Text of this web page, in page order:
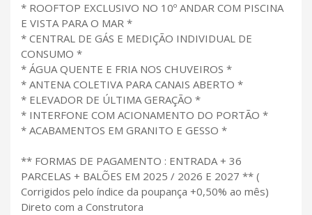
* ROOFTOP EXCLUSIVO NO 10º ANDAR COM PISCINA
E VISTA PARA O MAR *
* CENTRAL DE GÁS E MEDIÇÃO INDIVIDUAL DE
CONSUMO *
* ÁGUA QUENTE E FRIA NOS CHUVEIROS *
* ANTENA COLETIVA PARA CANAIS ABERTO *
* ELEVADOR DE ÚLTIMA GERAÇÃO *
* INTERFONE COM ACIONAMENTO DO PORTÃO *
* ACABAMENTOS EM GRANITO E GESSO *
** FORMAS DE PAGAMENTO : ENTRADA + 36
PARCELAS + BALÕES EM 2025 / 2026 E 2027 ** (
Corrigidos pelo índice da poupança +0,50% ao mês)
Direto com a Construtora